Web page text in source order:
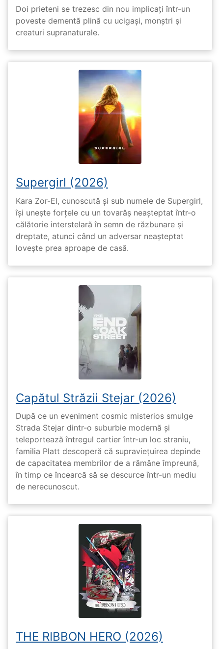
Doi prieteni se trezesc din nou implicați într-un
poveste dementă plină cu ucigași, monștri și
creaturi supranaturale.
Supergirl (2026)
Kara Zor-El, cunoscută și sub numele de Supergirl,
își unește forțele cu un tovarăș neașteptat într-o
călătorie interstelară în semn de răzbunare și
dreptate, atunci când un adversar neașteptat
lovește prea aproape de casă.
Capătul Străzii Stejar (2026)
După ce un eveniment cosmic misterios smulge
Strada Stejar dintr-o suburbie modernă și
teleportează întregul cartier într-un loc straniu,
familia Platt descoperă că supraviețuirea depinde
de capacitatea membrilor de a rămâne împreună,
în timp ce încearcă să se descurce într-un mediu
de nerecunoscut.
THE RIBBON HERO (2026)